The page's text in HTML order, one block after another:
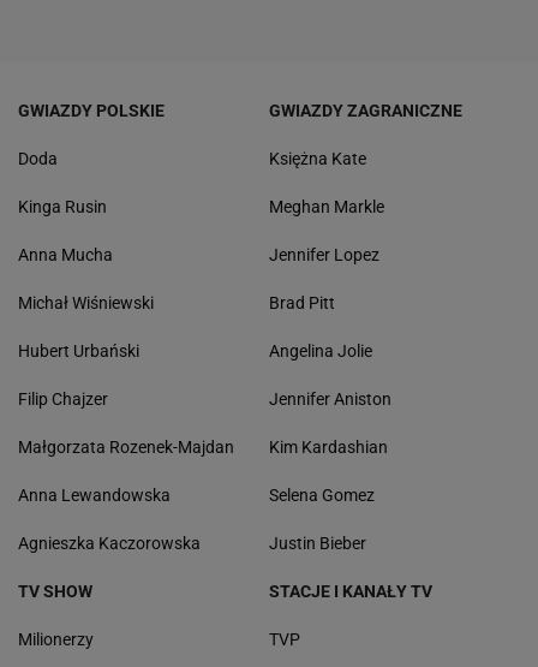
GWIAZDY POLSKIE
Doda
Kinga Rusin
Anna Mucha
Michał Wiśniewski
Hubert Urbański
Filip Chajzer
Małgorzata Rozenek-Majdan
Anna Lewandowska
Agnieszka Kaczorowska
GWIAZDY ZAGRANICZNE
Księżna Kate
Meghan Markle
Jennifer Lopez
Brad Pitt
Angelina Jolie
Jennifer Aniston
Kim Kardashian
Selena Gomez
Justin Bieber
TV SHOW
Milionerzy
STACJE I KANAŁY TV
TVP